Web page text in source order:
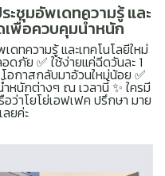
ชุมอัพเดทความรู้ และ
เพื่อควบคุมน้ำหนัก
ทความรู้ และเทคโนโลยีใหม่
ภัย ✅ ใช้ง่ายแค่ฉีดวันละ 1
อกาสกลับมาอ้วนใหม่น้อย ✅
หนักต่างๆ ณ เวลานี้ ✨ ใครมี
าโยโย่เอฟเฟค ปรึกษา มาย
ยค่ะ